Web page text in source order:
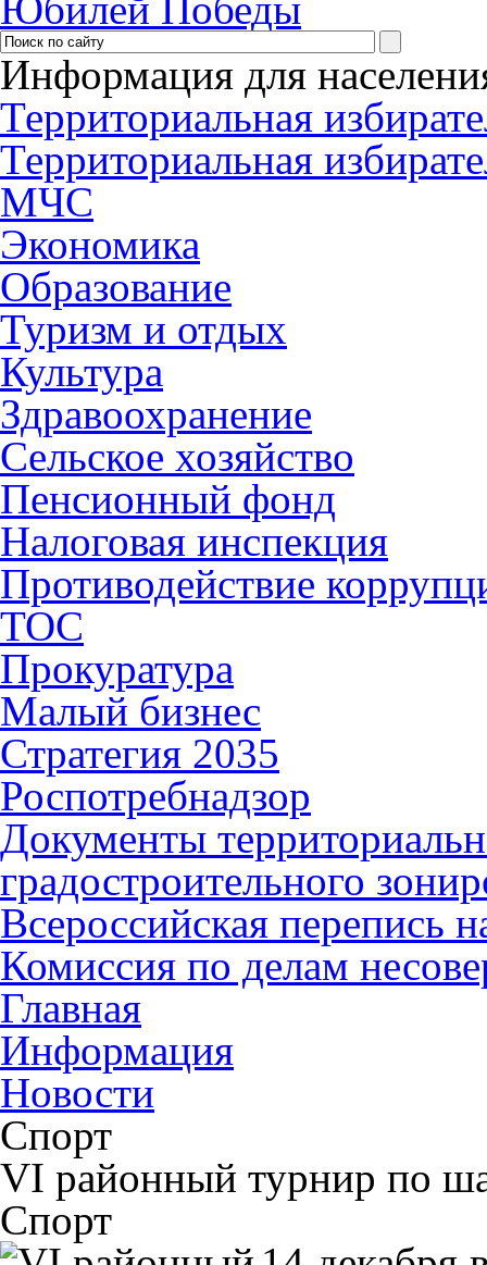
Информация для
Территориальная
Территориальная
МЧС
Экономика
Образование
Туризм и отдых
Культура
Здравоохранение
Сельское хозяйство
Пенсионный фонд
Налоговая инспекция
Противодействие
ТОС
Прокуратура
Малый бизнес
Стратегия 2035
Роспотребнадзор
Документы
градостроительного
Всероссийская перепись
Комиссия по делам
Главная
Информация
Новости
Спорт
VI районный турнир по
Спорт